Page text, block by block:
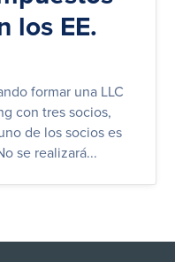
los EE.
formar una LLC
con tres socios,
de los socios es
se realizará...